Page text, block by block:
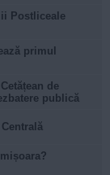
Postliceale
primul
de
publică